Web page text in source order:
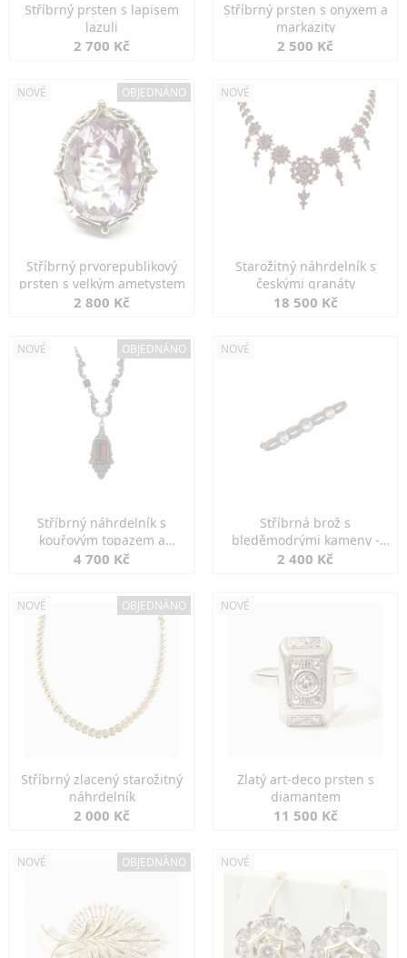
Stříbrný prsten s lapisem
lazuli
2 700 Kč
Stříbrný prsten s onyxem a
markazity
2 500 Kč
NOVÉ OBJEDNÁNO
Stříbrný prvorepublikový
prsten s velkým ametystem
2 800 Kč
NOVÉ
Starožitný náhrdelník s
českými granáty
18 500 Kč
NOVÉ OBJEDNÁNO
Stříbrný náhrdelník s
kouřovým topazem a
markazity
4 700 Kč
NOVÉ
Stříbrná brož s
bleděmodrými kameny -
jemná elegance
2 400 Kč
NOVÉ OBJEDNÁNO
Stříbrný zlacený starožitný
náhrdelník
2 000 Kč
NOVÉ
Zlatý art-deco prsten s
diamantem
11 500 Kč
NOVÉ OBJEDNÁNO NOVÉ